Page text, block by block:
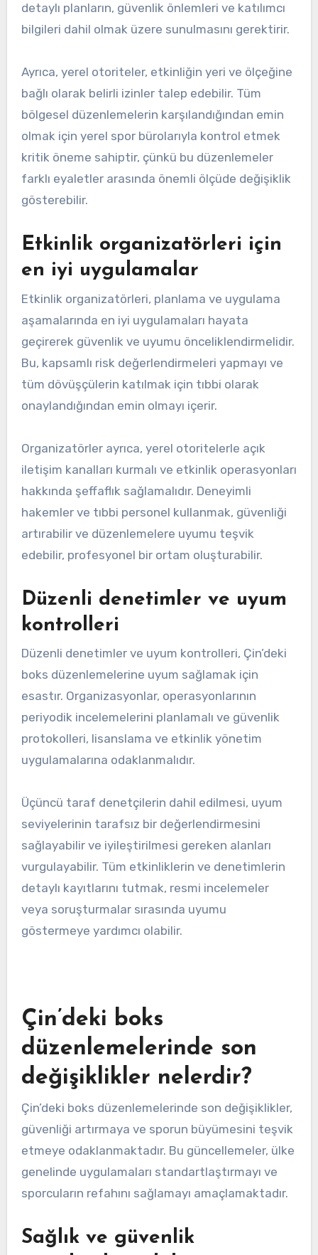
detaylı planların, güvenlik önlemleri ve katılımcı
bilgileri dahil olmak üzere sunulmasını gerektirir.
Ayrıca, yerel otoriteler, etkinliğin yeri ve ölçeğine
bağlı olarak belirli izinler talep edebilir. Tüm
bölgesel düzenlemelerin karşılandığından emin
olmak için yerel spor bürolarıyla kontrol etmek
kritik öneme sahiptir, çünkü bu düzenlemeler
farklı eyaletler arasında önemli ölçüde değişiklik
gösterebilir.
Etkinlik organizatörleri için
en iyi uygulamalar
Etkinlik organizatörleri, planlama ve uygulama
aşamalarında en iyi uygulamaları hayata
geçirerek güvenlik ve uyumu önceliklendirmelidir.
Bu, kapsamlı risk değerlendirmeleri yapmayı ve
tüm dövüşçülerin katılmak için tıbbi olarak
onaylandığından emin olmayı içerir.
Organizatörler ayrıca, yerel otoritelerle açık
iletişim kanalları kurmalı ve etkinlik operasyonları
hakkında şeffaflık sağlamalıdır. Deneyimli
hakemler ve tıbbi personel kullanmak, güvenliği
artırabilir ve düzenlemelere uyumu teşvik
edebilir, profesyonel bir ortam oluşturabilir.
Düzenli denetimler ve uyum
kontrolleri
Düzenli denetimler ve uyum kontrolleri, Çin’deki
boks düzenlemelerine uyum sağlamak için
esastır. Organizasyonlar, operasyonlarının
periyodik incelemelerini planlamalı ve güvenlik
protokolleri, lisanslama ve etkinlik yönetim
uygulamalarına odaklanmalıdır.
Üçüncü taraf denetçilerin dahil edilmesi, uyum
seviyelerinin tarafsız bir değerlendirmesini
sağlayabilir ve iyileştirilmesi gereken alanları
vurgulayabilir. Tüm etkinliklerin ve denetimlerin
detaylı kayıtlarını tutmak, resmi incelemeler
veya soruşturmalar sırasında uyumu
göstermeye yardımcı olabilir.
Çin’deki boks
düzenlemelerinde son
değişiklikler nelerdir?
Çin’deki boks düzenlemelerinde son değişiklikler,
güvenliği artırmaya ve sporun büyümesini teşvik
etmeye odaklanmaktadır. Bu güncellemeler, ülke
genelinde uygulamaları standartlaştırmayı ve
sporcuların refahını sağlamayı amaçlamaktadır.
Sağlık ve güvenlik